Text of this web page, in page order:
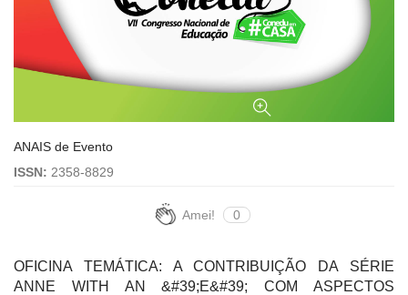
ANAIS de Evento
ISSN: 2358-8829
Amei! 0
OFICINA TEMÁTICA: A CONTRIBUIÇÃO DA SÉRIE
ANNE WITH AN &#39;E&#39; COM ASPECTOS